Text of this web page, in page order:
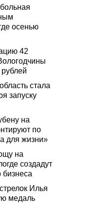
осенью
42
стала
запуску
на
по
для жизни»
на
создадут
бизнеса
Илья
медаль